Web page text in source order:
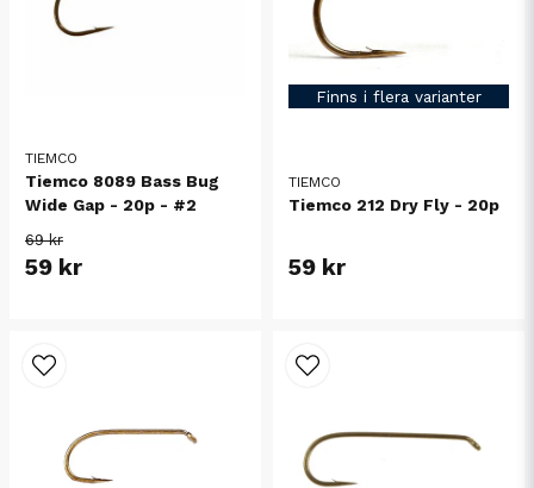
TIEMCO
Tiemco 8089 Bass Bug
Wide Gap - 20p - #2
69 kr
59 kr
Finns i flera varianter
TIEMCO
Tiemco 212 Dry Fly - 20p
59 kr